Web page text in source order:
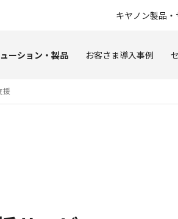
キヤノン製品
ーション・製品 お客さま導入事例
援